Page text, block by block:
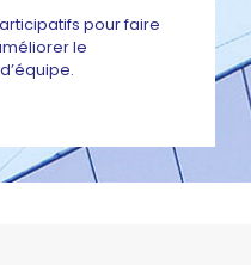
pour faire
le